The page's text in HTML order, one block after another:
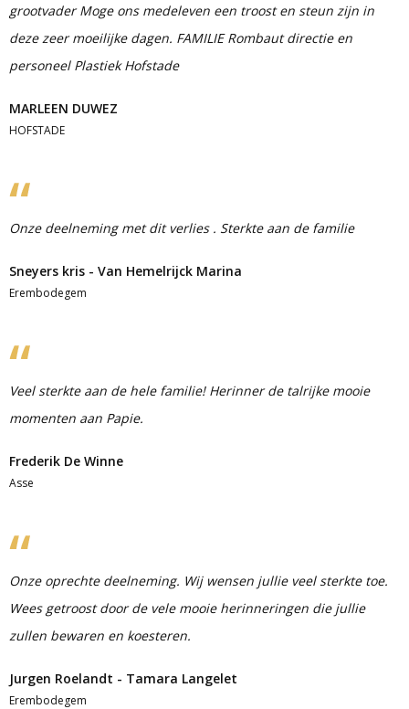
grootvader Moge ons medeleven een troost en steun zijn in
deze zeer moeilijke dagen. FAMILIE Rombaut directie en
personeel Plastiek Hofstade
MARLEEN DUWEZ
HOFSTADE
Onze deelneming met dit verlies . Sterkte aan de familie
Sneyers kris - Van Hemelrijck Marina
Erembodegem
Veel sterkte aan de hele familie! Herinner de talrijke mooie
momenten aan Papie.
Frederik De Winne
Asse
Onze oprechte deelneming. Wij wensen jullie veel sterkte toe.
Wees getroost door de vele mooie herinneringen die jullie
zullen bewaren en koesteren.
Jurgen Roelandt - Tamara Langelet
Erembodegem